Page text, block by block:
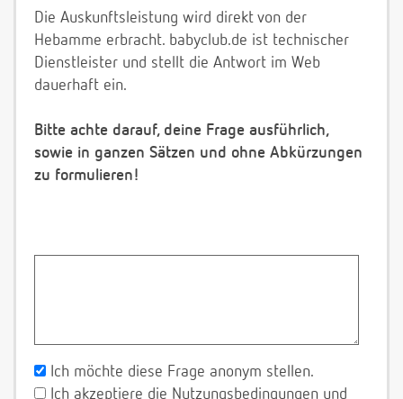
Die Auskunftsleistung wird direkt von der
Hebamme erbracht. babyclub.de ist technischer
Dienstleister und stellt die Antwort im Web
dauerhaft ein.
Bitte achte darauf, deine Frage ausführlich,
sowie in ganzen Sätzen und ohne Abkürzungen
zu formulieren!
Ich möchte diese Frage anonym stellen.
Ich akzeptiere die Nutzungsbedingungen und